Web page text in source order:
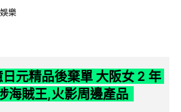
樂
元精品後棄單 大阪女 2 年
海賊王,火影周邊產品